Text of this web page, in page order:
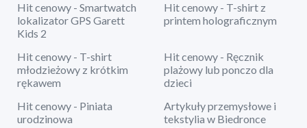
Hit cenowy - Smartwatch
lokalizator GPS Garett
Kids 2
Hit cenowy - T-shirt z
printem holograficznym
Hit cenowy - T-shirt
młodzieżowy z krótkim
rękawem
Hit cenowy - Ręcznik
plażowy lub ponczo dla
dzieci
Hit cenowy - Piniata
urodzinowa
Artykuły przemysłowe i
tekstylia w Biedronce